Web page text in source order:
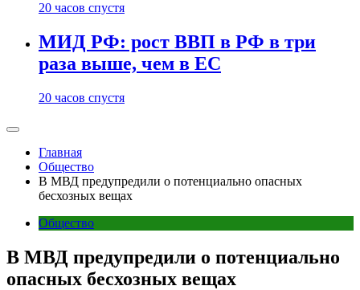
20 часов спустя
МИД РФ: рост ВВП в РФ в три
раза выше, чем в ЕС
20 часов спустя
Главная
Общество
В МВД предупредили о потенциально опасных
бесхозных вещах
Общество
В МВД предупредили о потенциально
опасных бесхозных вещах